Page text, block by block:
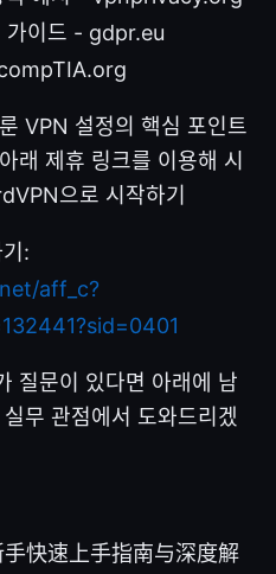
가이드 - gdpr.eu
VPN 설정의 핵심 포인트
래 제휴 링크를 이용해 시
으로 시작하기
:
aff_c?
질문이 있다면 아래에 남
무 관점에서 도와드리겠
快速上手指南与深度解